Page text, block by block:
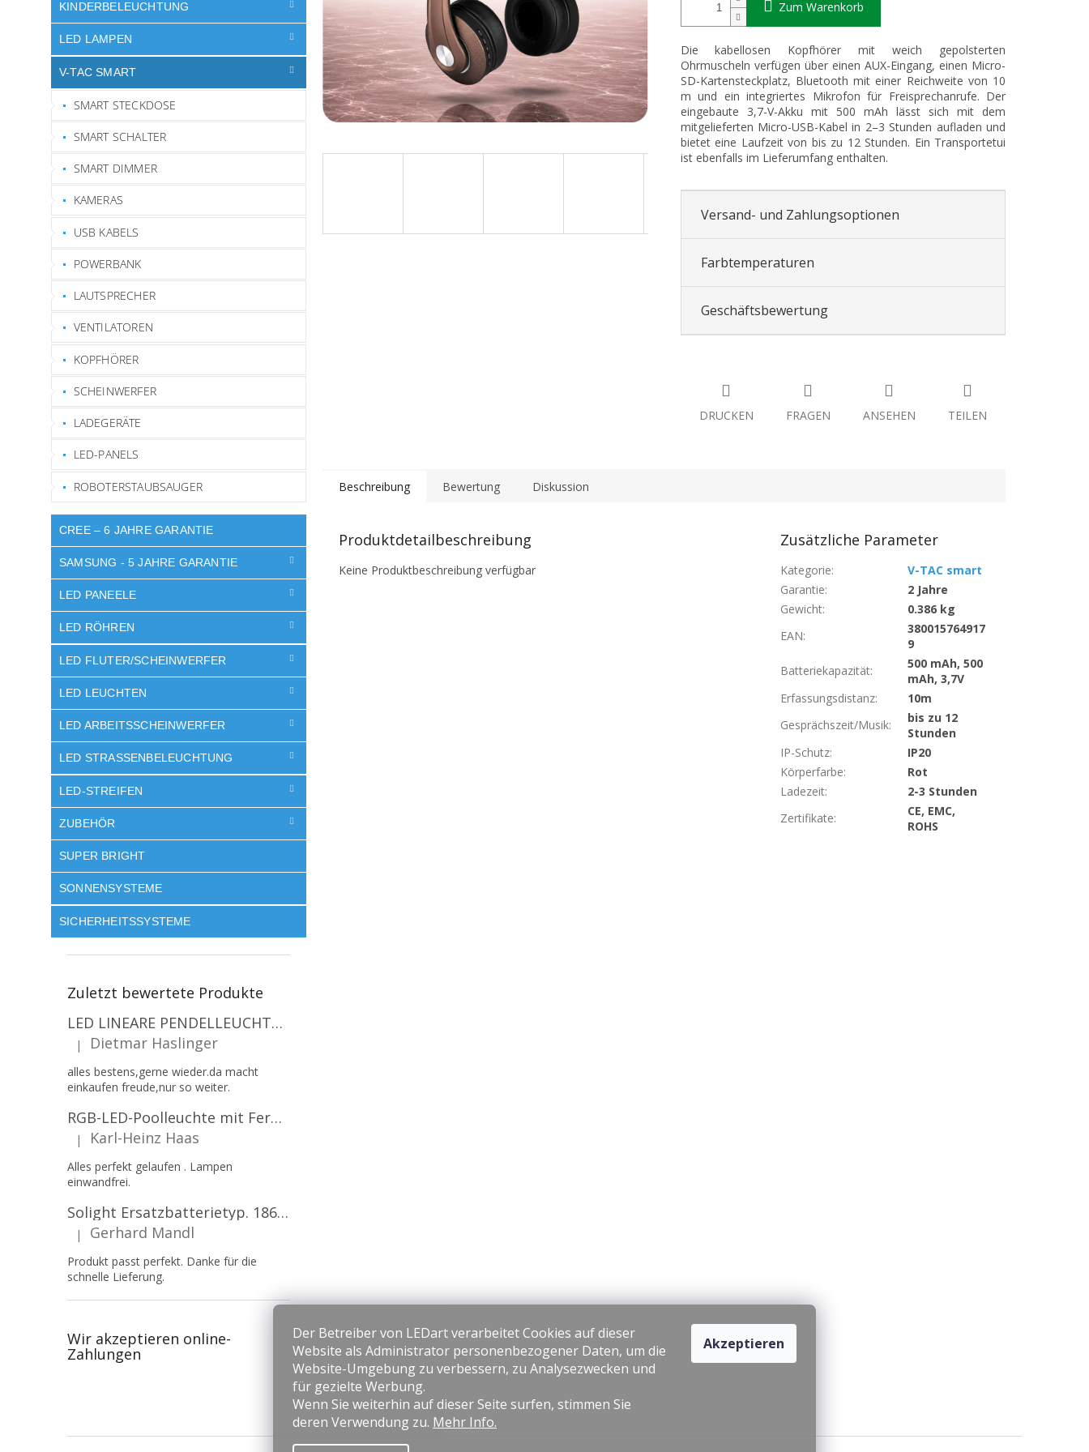
Der Betreiber von LEDart verarbeitet Cookies auf dieser
Website als Administrator personenbezogener Daten, um die
Website-Umgebung zu verbessern, zu Analysezwecken und
für gezielte Werbung.
Wenn Sie weiterhin auf dieser Seite surfen, stimmen Sie
deren Verwendung zu. Mehr Info.
Akzeptieren
KINDERBELEUCHTUNG
LED LAMPEN
V-TAC SMART
SMART STECKDOSE
SMART SCHALTER
SMART DIMMER
KAMERAS
USB KABELS
POWERBANK
LAUTSPRECHER
VENTILATOREN
KOPFHÖRER
SCHEINWERFER
LADEGERÄTE
LED-PANELS
ROBOTERSTAUBSAUGER
CREE – 6 JAHRE GARANTIE
SAMSUNG - 5 JAHRE GARANTIE
LED PANEELE
LED RÖHREN
LED FLUTER/SCHEINWERFER
LED LEUCHTEN
LED ARBEITSSCHEINWERFER
LED STRASSENBELEUCHTUNG
LED-STREIFEN
ZUBEHÖR
SUPER BRIGHT
SONNENSYSTEME
SICHERHEITSSYSTEME
Zuletzt bewertete Produkte
LED LINEARE PENDELLEUCHTE EXECULINE 120CM, 30W, 3750LM, 96°, 4000K, IP20, WEISS [207806]
Die Produktbewertung beträgt 5 von 5 Sternen.
| Dietmar Haslinger
alles bestens,gerne wieder.da macht
einkaufen freude,nur so weiter.
RGB-LED-Poolleuchte mit Fernbedienung, 12W, 1260lm, PAR56, 12V, 1+1 gratis!
Die Produktbewertung beträgt 5 von 5 Sternen.
| Karl-Heinz Haas
Alles perfekt gelaufen . Lampen
einwandfrei.
Solight Ersatzbatterietyp. 18650, 3,7 V, Li-Ion, 2200 mAh [WN900]
Die Produktbewertung beträgt 5 von 5 Sternen.
| Gerhard Mandl
Produkt passt perfekt. Danke für die
schnelle Lieferung.
Wir akzeptieren online-
Zahlungen
Zum Warenkorb
Die kabellosen Kopfhörer mit weich gepolsterten
Ohrmuscheln verfügen über einen AUX-Eingang, einen Micro-
SD-Kartensteckplatz, Bluetooth mit einer Reichweite von 10
m und ein integriertes Mikrofon für Freisprechanrufe. Der
eingebaute 3,7-V-Akku mit 500 mAh lässt sich mit dem
mitgelieferten Micro-USB-Kabel in 2–3 Stunden aufladen und
bietet eine Laufzeit von bis zu 12 Stunden. Ein Transportetui
ist ebenfalls im Lieferumfang enthalten.
Versand- und Zahlungsoptionen
Farbtemperaturen
Geschäftsbewertung
DRUCKEN FRAGEN ANSEHEN TEILEN
Beschreibung Bewertung Diskussion
Produktdetailbeschreibung
Keine Produktbeschreibung verfügbar
Zusätzliche Parameter
Kategorie:
V-TAC smart
Garantie:
2 Jahre
Gewicht:
0.386 kg
EAN:
380015764917
9
Batteriekapazität:
500 mAh, 500
mAh, 3,7V
Erfassungsdistanz:
10m
Gesprächszeit/Musik:
bis zu 12
Stunden
IP-Schutz:
IP20
Körperfarbe:
Rot
Ladezeit:
2-3 Stunden
Zertifikate:
CE, EMC,
ROHS